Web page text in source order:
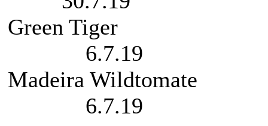
6.7.19
Madeira
6.7.19